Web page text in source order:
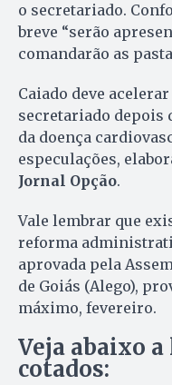
o secretariado.
breve “serão
comandarão as
Caiado deve
secretariado depois
da doença
especulações,
Jornal Opção.
Vale lembrar que
reforma
aprovada pela
de Goiás (Alego),
máximo, fevereiro.
Veja abaixo
cotados: